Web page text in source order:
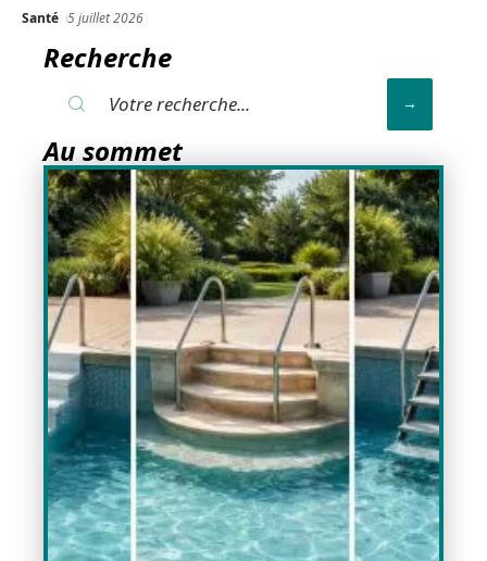
Santé 5 juillet 2026
Recherche
Au sommet